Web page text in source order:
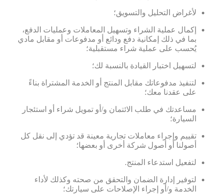
لأغراض التحليل والتسويق؛
إكمال عملية الشراء وتسهيل المعاملات وعمليات الدفع،
بما في ذلك إمكانية دفع ودائع أو مدفوعات أو مقابل مادي
يُحسب على عملية شراء مستقبلية؛
لتسهيل اختبار القيادة بالنسبة لك؛
لتنفيذ مدفوعاتك مقابل المنتج أو الخدمة المشتراة بناءً
على عقدنا معك؛
مساعدتك في طلب الائتمان و/أو تمويل شراء أو استئجار
السيارة؛
تقييم وإجراء معاملات تجارية معينة قد تؤدي إلى نقل كل
أصولنا أو أصول شركة أخرى أو بعضها؛
لتفعيل استدعاء المنتج.
لتوفير إدارة الضمان والتحقق من صحته وكذلك لأداء
الخدمة و/أو إجراء الإصلاحات على سيارتك؛